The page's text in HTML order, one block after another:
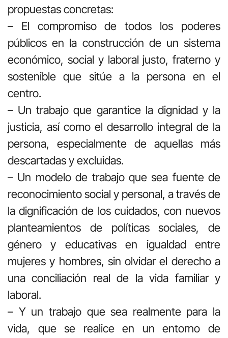
propuestas concretas:
– El compromiso de todos los poderes
públicos en la construcción de un sistema
económico, social y laboral justo, fraterno y
sostenible que sitúe a la persona en el
centro.
– Un trabajo que garantice la dignidad y la
justicia, así como el desarrollo integral de la
persona, especialmente de aquellas más
descartadas y excluidas.
– Un modelo de trabajo que sea fuente de
reconocimiento social y personal, a través de
la dignificación de los cuidados, con nuevos
planteamientos de políticas sociales, de
género y educativas en igualdad entre
mujeres y hombres, sin olvidar el derecho a
una conciliación real de la vida familiar y
laboral.
– Y un trabajo que sea realmente para la
vida, que se realice en un entorno de